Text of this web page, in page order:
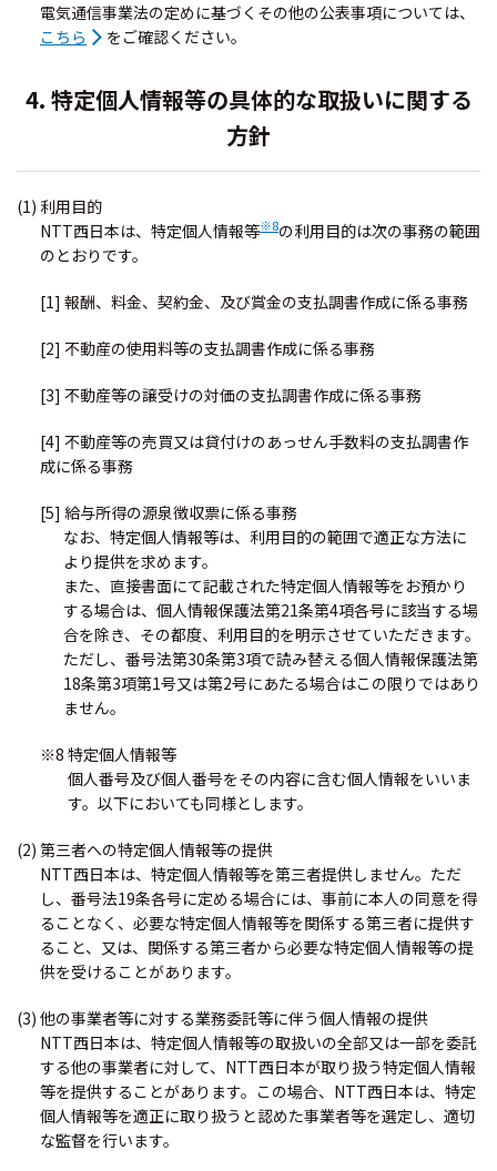
電気通信事業法の定めに基づくその他の公表事項については、
こちら
をご確認ください。
4. 特定個人情報等の具体的な取扱いに関する
方針
(1) 利用目的
NTT西日本は、特定個人情報等※8の利用目的は次の事務の範囲
のとおりです。
[1] 報酬、料金、契約金、及び賞金の支払調書作成に係る事務
[2] 不動産の使用料等の支払調書作成に係る事務
[3] 不動産等の譲受けの対価の支払調書作成に係る事務
[4] 不動産等の売買又は貸付けのあっせん手数料の支払調書作
成に係る事務
[5] 給与所得の源泉徴収票に係る事務
なお、特定個人情報等は、利用目的の範囲で適正な方法に
より提供を求めます。
また、直接書面にて記載された特定個人情報等をお預かり
する場合は、個人情報保護法第21条第4項各号に該当する場
合を除き、その都度、利用目的を明示させていただきます。
ただし、番号法第30条第3項で読み替える個人情報保護法第
18条第3項第1号又は第2号にあたる場合はこの限りではあり
ません。
※8 特定個人情報等
個人番号及び個人番号をその内容に含む個人情報をいいま
す。以下においても同様とします。
(2) 第三者への特定個人情報等の提供
NTT西日本は、特定個人情報等を第三者提供しません。ただ
し、番号法19条各号に定める場合には、事前に本人の同意を得
ることなく、必要な特定個人情報等を関係する第三者に提供す
ること、又は、関係する第三者から必要な特定個人情報等の提
供を受けることがあります。
(3) 他の事業者等に対する業務委託等に伴う個人情報の提供
NTT西日本は、特定個人情報等の取扱いの全部又は一部を委託
する他の事業者に対して、NTT西日本が取り扱う特定個人情報
等を提供することがあります。この場合、NTT西日本は、特定
個人情報等を適正に取り扱うと認めた事業者等を選定し、適切
な監督を行います。